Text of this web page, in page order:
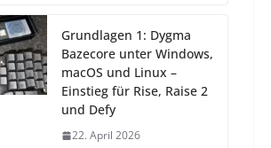
Grundlagen 1: Dygma
Bazecore unter Windows,
macOS und Linux –
Einstieg für Rise, Raise 2
und Defy
22. April 2026